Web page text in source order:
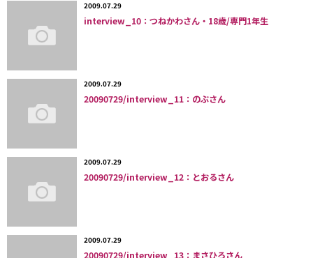
2009.07.29
interview_10：つねかわさん・18歳/専門1年生
2009.07.29
20090729/interview_11：のぶさん
2009.07.29
20090729/interview_12：とおるさん
2009.07.29
20090729/interview_13：まさひろさん